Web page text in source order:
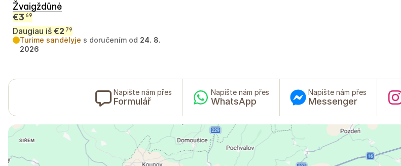
Žvaigždūnė
€3 69
Daugiau iš €2 79
Turime sandėlyje s doručením od 24. 8.
2026
Napište nám přes
Formulář
Napište nám přes
WhatsApp
Napište nám přes
Messenger